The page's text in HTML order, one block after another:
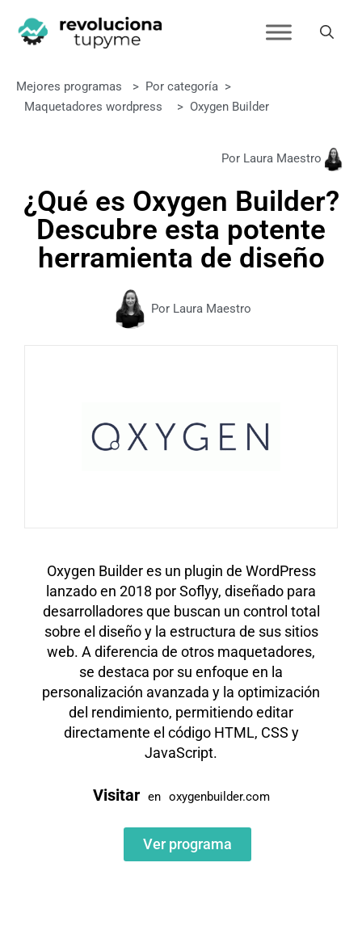
Mejores programas > Por categoría >
Maquetadores wordpress
> Oxygen Builder
Por Laura Maestro
¿Qué es Oxygen Builder?
Descubre esta potente
herramienta de diseño
Por Laura Maestro
Oxygen Builder es un plugin de WordPress
lanzado en 2018 por Soflyy, diseñado para
desarrolladores que buscan un control total
sobre el diseño y la estructura de sus sitios
web. A diferencia de otros maquetadores,
se destaca por su enfoque en la
personalización avanzada y la optimización
del rendimiento, permitiendo editar
directamente el código HTML, CSS y
JavaScript.
Visitar en oxygenbuilder.com
Ver programa